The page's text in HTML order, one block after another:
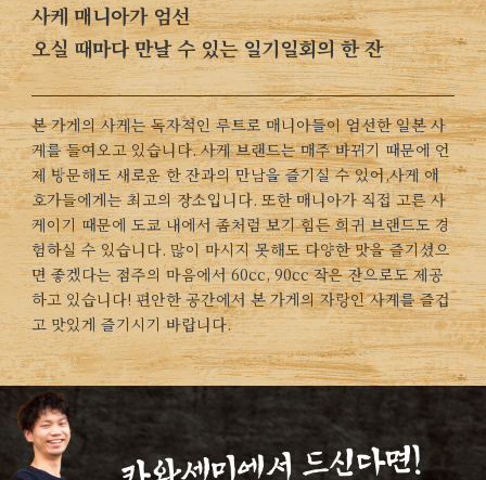
사케 매니아가 엄선
오실 때마다 만날 수 있는 일기일회의 한 잔
본 가게의 사케는 독자적인 루트로 매니아들이 엄선한 일본 사
케를 들여오고 있습니다. 사케 브랜드는 매주 바뀌기 때문에 언
제 방문해도 새로운 한 잔과의 만남을 즐기실 수 있어,사케 애
호가들에게는 최고의 장소입니다. 또한 매니아가 직접 고른 사
케이기 때문에 도쿄 내에서 좀처럼 보기 힘든 희귀 브랜드도 경
험하실 수 있습니다. 많이 마시지 못해도 다양한 맛을 즐기셨으
면 좋겠다는 점주의 마음에서 60cc, 90cc 작은 잔으로도 제공
하고 있습니다! 편안한 공간에서 본 가게의 자랑인 사케를 즐겁
고 맛있게 즐기시기 바랍니다.